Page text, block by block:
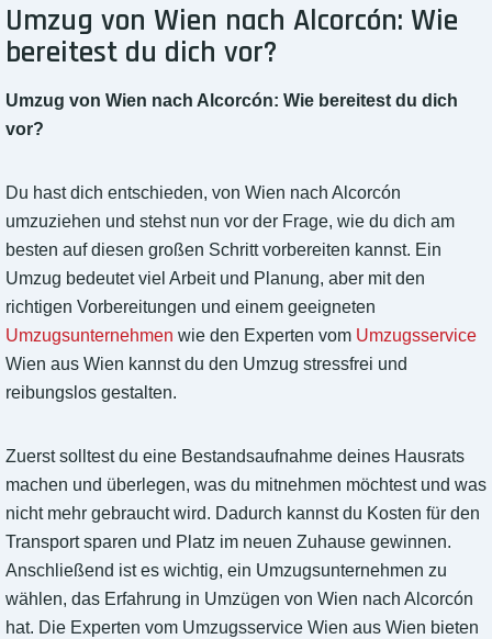
Umzug von Wien nach Alcorcón: Wie
bereitest du dich vor?
Umzug von Wien nach Alcorcón: Wie bereitest du dich
vor?
Du hast dich entschieden, von Wien nach Alcorcón
umzuziehen und stehst nun vor der Frage, wie du dich am
besten auf diesen großen Schritt vorbereiten kannst. Ein
Umzug bedeutet viel Arbeit und Planung, aber mit den
richtigen Vorbereitungen und einem geeigneten
Umzugsunternehmen wie den Experten vom Umzugsservice
Wien aus Wien kannst du den Umzug stressfrei und
reibungslos gestalten.
Zuerst solltest du eine Bestandsaufnahme deines Hausrats
machen und überlegen, was du mitnehmen möchtest und was
nicht mehr gebraucht wird. Dadurch kannst du Kosten für den
Transport sparen und Platz im neuen Zuhause gewinnen.
Anschließend ist es wichtig, ein Umzugsunternehmen zu
wählen, das Erfahrung in Umzügen von Wien nach Alcorcón
hat. Die Experten vom Umzugsservice Wien aus Wien bieten